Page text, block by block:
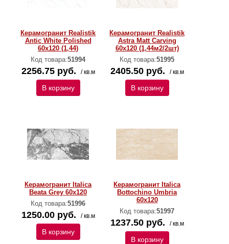
Керамогранит Realistik
Antic White Polished
60x120 (1,44)
Код товара:51994
2256.75 руб. / кв.м
В корзину
Керамогранит Realistik
Astra Matt Carving
60x120 (1,44м2/2шт)
Код товара:51995
2405.50 руб. / кв.м
В корзину
Керамогранит Italica
Beata Grey 60x120
Код товара:51996
1250.00 руб. / кв.м
В корзину
Керамогранит Italica
Bottochino Umbria
60x120
Код товара:51997
1237.50 руб. / кв.м
В корзину